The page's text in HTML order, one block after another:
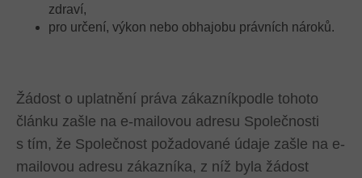
zdraví,
pro určení, výkon nebo obhajobu právních nároků.
Žádost o uplatnění práva zákazníkpodle tohoto
článku zašle na e-mailovou adresu Společnosti
s tím, že Společnost požadované údaje zašle na e-
mailovou adresu zákazníka, z níž byla žádost